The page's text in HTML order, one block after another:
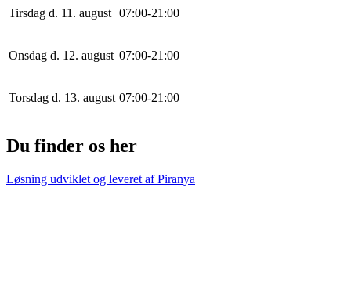
Tirsdag d. 11. august 07:00-21 :00
Onsdag d. 12. august 07:00-21 :00
Torsdag d. 13. august 07:00-21 :00
Du finder os her
Løsning udviklet og leveret afPiranya